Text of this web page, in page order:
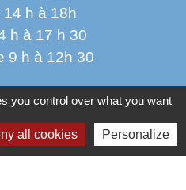
14 h à 18h
h à 17 h 30
9 h à 12h 30
you control over what you want
all cookies Personalize